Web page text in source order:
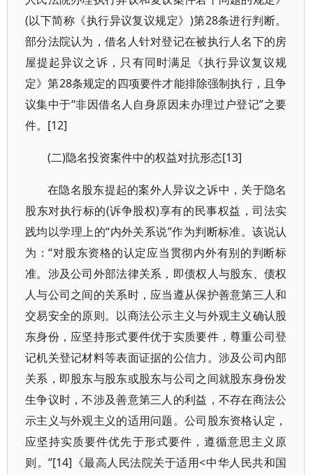
(以下简称《执行异议复议规定》)第28条进行判断。
部分法院认为，借名人针对登记在被执行人名下的房
屋提起异议之诉，只有同时满足《执行异议复议规
定》第28条规定的四项要件才能排除强制执行，且争
议集中于“非因借名人自身原因未办理过户登记”之要
件。[12]
(二)隐名投资案件中的权益对抗形态[13]
在隐名股东提起的案外人异议之诉中，关于隐名
股东对执行标的(诉争股权)享有的民事权益，司法实
践均以学理上的“内外关系说”作为判断标准。该说认
为：“对股东资格的认定应当贯彻内外有别的判断标
准。涉及公司外部法律关系，即债权人与股东、债权
人与公司之间的关系时，应当遵从保护善意第三人和
交易安全的原则。以商法公示主义与外观主义确认股
东身份，应坚持形式要件优于实质要件，尊重公司登
记机关登记材料等表面证据的公信力。涉及公司内部
关系，即股东与股东或股东与公司之间就股东身份发
生争议时，不涉及善意第三人的利益，不存在商法公
示主义与外观主义的适用问题。公司股东资格认定，
应坚持实质要件优先于形式要件，遵循意思主义原
则。”[14]《最高人民法院关于适用<中华人民共和国